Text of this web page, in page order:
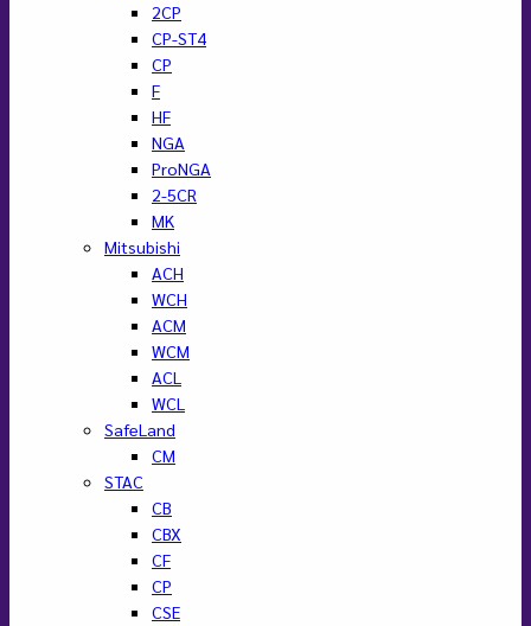
2CP
CP-ST4
CP
F
HF
NGA
ProNGA
2-5CR
MK
Mitsubishi
ACH
WCH
ACM
WCM
ACL
WCL
SafeLand
CM
STAC
CB
CBX
CF
CP
CSE